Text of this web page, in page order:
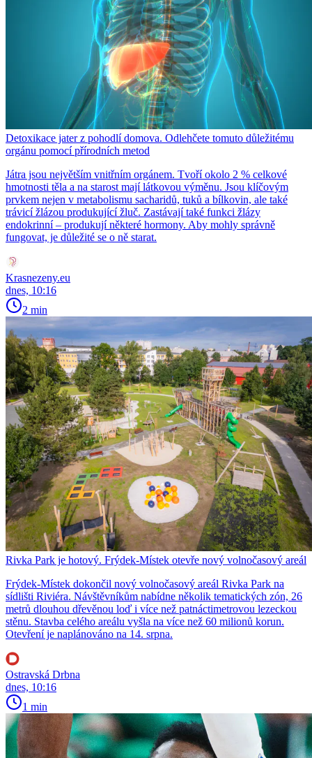
Detoxikace jater z pohodlí domova. Odlehčete tomuto důležitému
orgánu pomocí přírodních metod
Játra jsou největším vnitřním orgánem. Tvoří okolo 2 % celkové
hmotnosti těla a na starost mají látkovou výměnu. Jsou klíčovým
prvkem nejen v metabolismu sacharidů, tuků a bílkovin, ale také
trávicí žlázou produkující žluč. Zastávají také funkci žlázy
endokrinní – produkují některé hormony. Aby mohly správně
fungovat, je důležité se o ně starat.
Krasnezeny.eu
dnes, 10:16
2 min
Rivka Park je hotový. Frýdek-Místek otevře nový volnočasový areál
Frýdek-Místek dokončil nový volnočasový areál Rivka Park na
sídlišti Riviéra. Návštěvníkům nabídne několik tematických zón, 26
metrů dlouhou dřevěnou loď i více než patnáctimetrovou lezeckou
stěnu. Stavba celého areálu vyšla na více než 60 milionů korun.
Otevření je naplánováno na 14. srpna.
Ostravská Drbna
dnes, 10:16
1 min